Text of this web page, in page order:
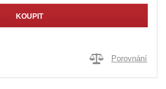
KOUPIT
Porovnání